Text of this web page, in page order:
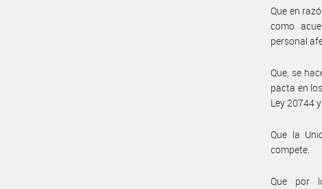
Que en
como
personal
Que, se
pacta en
Ley 20744
Que la
compete.
Que por